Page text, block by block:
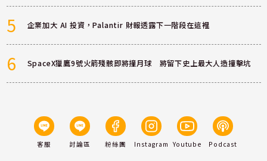
5 企業加大 AI 投資，Palantir 財報透露下一階段在這裡
6 SpaceX獵鷹9號火箭殘骸即將撞月球 將留下史上最大人造撞擊坑
客服 討論區 粉絲團 Instagram Youtube Podcast